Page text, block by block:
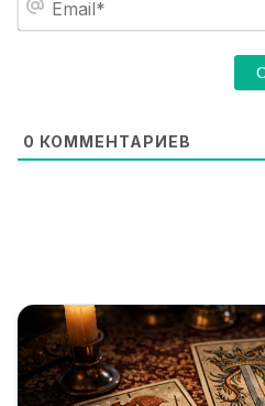
0 КОММЕНТАРИЕВ